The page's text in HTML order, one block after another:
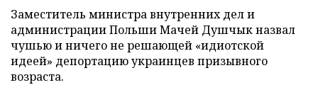
Заместитель министра внутренних дел и
администрации Польши Мачей Душчык назвал
чушью и ничего не решающей «идиотской
идеей» депортацию украинцев призывного
возраста.